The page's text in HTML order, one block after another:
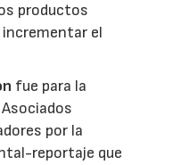
productos
el
fue para la
por la
reportaje que